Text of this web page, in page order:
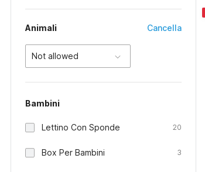
Animali Cancella
Not allowed
Bambini
Lettino Con Sponde 20
Box Per Bambini 3